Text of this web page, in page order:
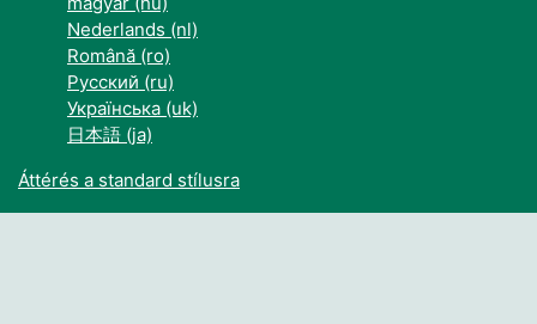
Nederlands ‎(nl)‎
Română ‎(ro)‎
Русский ‎(ru)‎
Українська ‎(uk)‎
日本語 ‎(ja)‎
Áttérés a standard stílusra